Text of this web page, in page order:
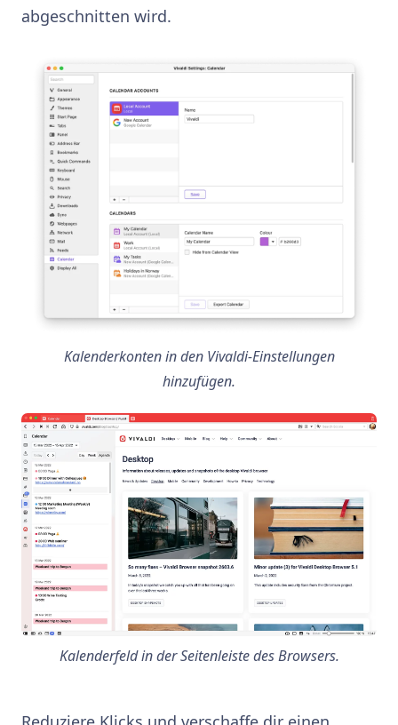
abgeschnitten wird.
Kalenderkonten in den Vivaldi-Einstellungen
hinzufügen.
Kalenderfeld in der Seitenleiste des Browsers.